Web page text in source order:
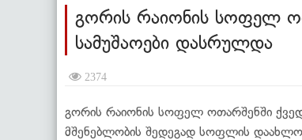
გორის რაიონის სოფელ
სამუშაოები დასრულდა
2374
გორის რაიონის სოფელ ოთარშენში
მშენებლობის შედეგად სოფლის